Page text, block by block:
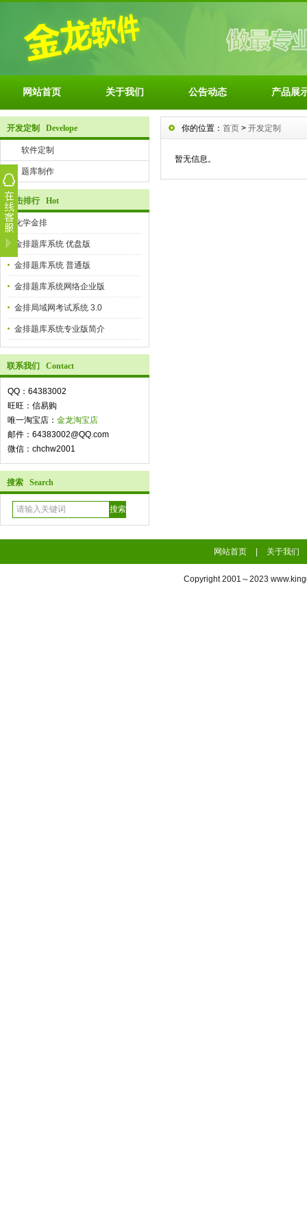
网站首页 关于我们 公告动态 产品展
开发定制 Develope
软件定制
题库制作
点击排行 Hot
化学金排
金排题库系统 优盘版
金排题库系统 普通版
金排题库系统网络企业版
金排局域网考试系统 3.0
金排题库系统专业版简介
联系我们 Contact
QQ：64383002
旺旺：信易购
唯一淘宝店： 金龙淘宝店
邮件：64383002@QQ.com
微信：chchw2001
搜索 Search
你的位置： 首页 > 开发定制
暂无信息。
网站首页 关于我们
Copyright 2001～2023